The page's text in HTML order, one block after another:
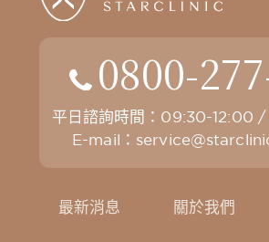
0800-
平日諮詢時間：09:30-12:00 /
E-mail：
最新消息 關於我們